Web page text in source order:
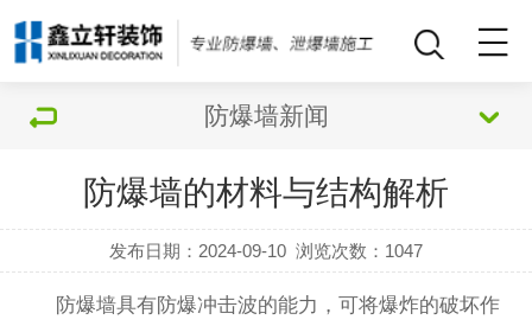
防爆墙新闻
防爆墙的材料与结构解析
发布日期：2024-09-10 浏览次数： 1047
防爆墙具有防爆冲击波的能力，可将爆炸的破坏作